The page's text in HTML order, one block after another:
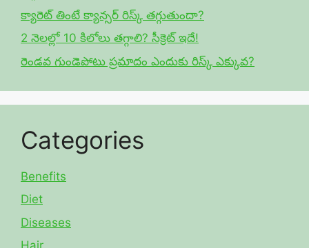
క్యారెట్ తింటే క్యాన్సర్ రిస్క్ తగ్గుతుందా?
2 నెలల్లో 10 కిలోలు తగ్గాలి? సీక్రెట్ ఇదే!
రెండవ గుండెపోటు ప్రమాదం ఎందుకు రిస్క్ ఎక్కువ?
Categories
Benefits
Diet
Diseases